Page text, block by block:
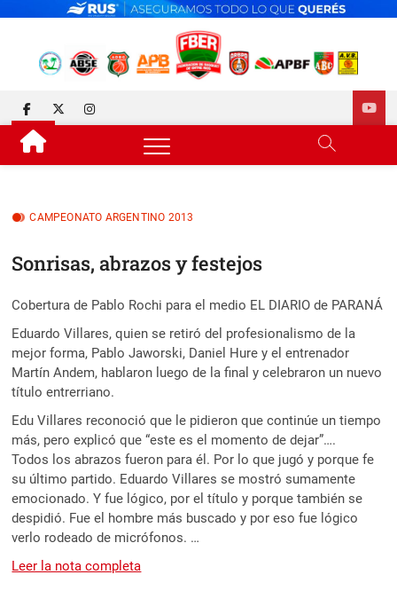
FEDERACIÓN DE BÁSQUET
DE ENTRE RÍOS
facebook
twitterinstagram
CAMPEONATO ARGENTINO 2013
Sonrisas, abrazos y festejos
Cobertura de Pablo Rochi para el medio EL DIARIO de PARANÁ
Eduardo Villares, quien se retiró del profesionalismo de la
mejor forma, Pablo Jaworski, Daniel Hure y el entrenador
Martín Andem, hablaron luego de la final y celebraron un nuevo
título entrerriano.
Edu Villares reconoció que le pidieron que continúe un tiempo
más, pero explicó que “este es el momento de dejar”….
Todos los abrazos fueron para él. Por lo que jugó y porque fe
su último partido. Eduardo Villares se mostró sumamente
emocionado. Y fue lógico, por el título y porque también se
despidió. Fue el hombre más buscado y por eso fue lógico
verlo rodeado de micrófonos. …
Leer la nota completa